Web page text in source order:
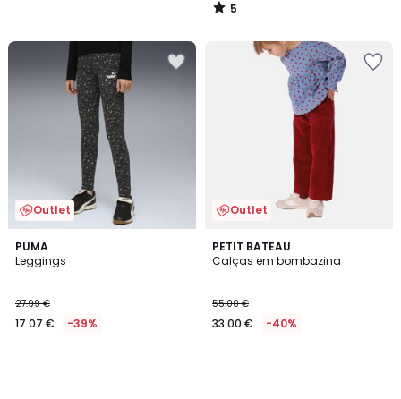
5
/
Outlet
PUMA
Leggings
27.99 €
17.07 € -39%
Outlet
PETIT BATEAU
Calças em bombazina
55.00 €
33.00 € -40%